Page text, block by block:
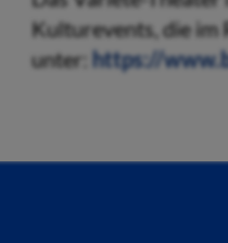
Kulturevents, die im
unter: https://